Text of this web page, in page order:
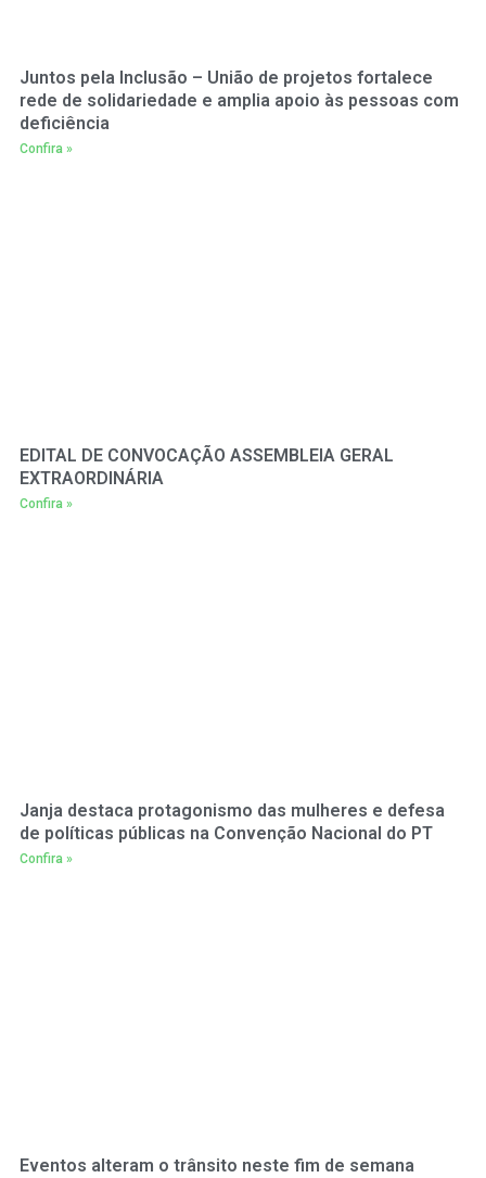
Juntos pela Inclusão – União de projetos fortalece
rede de solidariedade e amplia apoio às pessoas com
deficiência
Confira »
EDITAL DE CONVOCAÇÃO ASSEMBLEIA GERAL
EXTRAORDINÁRIA
Confira »
Janja destaca protagonismo das mulheres e defesa
de políticas públicas na Convenção Nacional do PT
Confira »
Eventos alteram o trânsito neste fim de semana